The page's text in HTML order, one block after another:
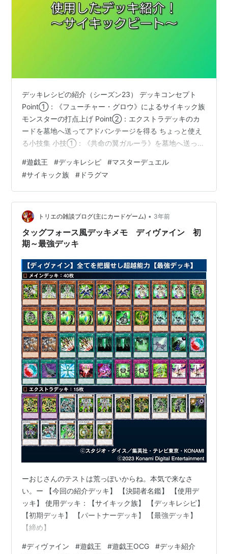
デッキレシピの紹介（シーズン23） デッキコンセプト
Point①：《フューチャー・グロウ》によるサイキック族
モンスターの打点上げ Point②：エクストラデッキのカ
ードを墓地へ送ってアドバンテージを得る ちょっと使え
る小技集 小技①：《共命の翼ガルーラ》を墓地へ送っ
ンダ》＋《ウィンドペガサス＠イグニスター》 採用した
カードについて 《ネメシス・コリドー》 《Kozmo−ダー
ク・ローズ》 《精霊獣使い ウィンダ》 戦ってみた感想
どうもハイロンです。 今回は、マスターデュエルのシー
ズン23で主に戦ったデッキレシピを紹介します。 マスタ
ーデュエ…
#遊戯王 #デッキレシピ #マスターデュエル
#サイキック族 # ドラグマ
トリエの雑談ブログ(主にカードゲーム) • 3年前
タッグフォース風デッキメモ ディヴァイン 初
期～最強デッキ
ーおじさんのテストは荒っぽいからね。本気で来なさ
い。ー 【今回の紹介デッキ】 【決闘者名鑑】 【使用デ
ッキ】 使用デッキ：【サイキック族】 【デッキレシピ】
【初期デッキ】 【パートナーデッキ】 【最強デッキ】
【締め】
#ディヴァイン #遊戯王 #遊戯王OCG #デッキ紹介